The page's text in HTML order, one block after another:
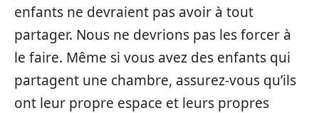
enfants ne devraient pas avoir à tout
partager. Nous ne devrions pas les forcer à
le faire. Même si vous avez des enfants qui
partagent une chambre, assurez-vous qu’ils
ont leur propre espace et leurs propres